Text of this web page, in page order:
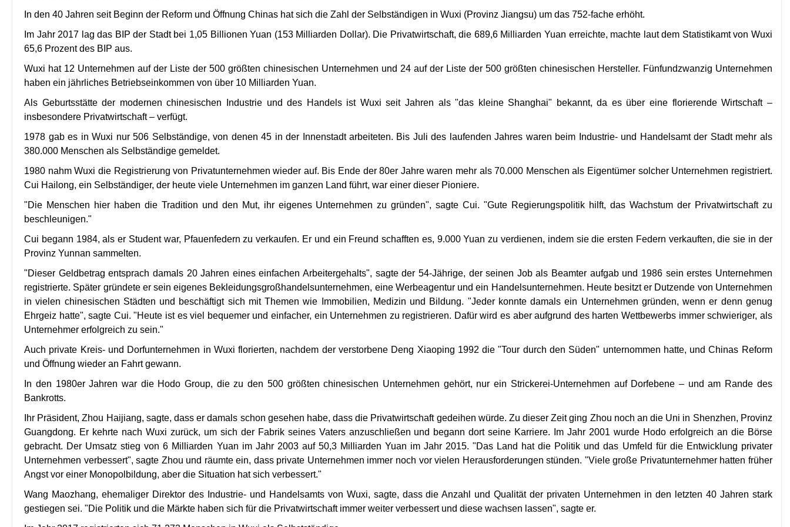
In den 40 Jahren seit Beginn der Reform undÖffnung Chinas hat sich die Zahl der Selbständigen in Wuxi (Provinz Jiangsu) um das 752-fache erhöht.
Im Jahr 2017 lag das BIP der Stadt bei 1,05 Billionen Yuan (153 Milliarden Dollar). Die Privatwirtschaft, die 689,6 Milliarden Yuan erreichte, machte laut dem Statistikamt von Wuxi
65,6 Prozent des BIP aus.
Wuxi hat 12 Unternehmen auf der Liste der 500 größten chinesischen Unternehmen und 24 auf der Liste der 500 größten chinesischen Hersteller. Fünfundzwanzig Unternehmen
haben ein jährliches Betriebseinkommen von über 10 Milliarden Yuan.
Als Geburtsstätte der modernen chinesischen Industrie und des Handels ist Wuxi seit Jahren als "das kleine Shanghai" bekannt, da es über eine florierende Wirtschaft –
insbesondere Privatwirtschaft– verfügt.
1978 gab es in Wuxi nur 506 Selbständige, von denen45 in der Innenstadt arbeiteten. Bis Juli des laufenden Jahres waren beim Industrie- und Handelsamt der Stadt mehr als
380.000 Menschen als Selbständige gemeldet.
1980 nahm Wuxi die Registrierung von Privatunternehmen wieder auf. Bis Ende der 80er Jahre waren mehr als 70.000 Menschen als Eigentümer solcher Unternehmen registriert.
Cui Hailong, ein Selbständiger, der heute viele Unternehmen im ganzen Land führt, war einer dieser Pioniere.
"Die Menschen hier haben die Tradition und den Mut, ihr eigenes Unternehmen zu gründen", sagte Cui. "Gute Regierungspolitik hilft, das Wachstum der Privatwirtschaft zu
beschleunigen."
Cui begann 1984, als er Student war, Pfauenfedern zu verkaufen. Er und ein Freund schafften es, 9.000 Yuan zu verdienen, indem sie die ersten Federn verkauften, die sie in der
Provinz Yunnan sammelten.
"Dieser Geldbetrag entsprach damals 20 Jahren eines einfachen Arbeitergehalts", sagte der 54-Jährige, der seinen Job als Beamter aufgab und 1986 sein erstes Unternehmen
registrierte. Später gründete er sein eigenes Bekleidungsgroßhandelsunternehmen, eine Werbeagentur und ein Handelsunternehmen. Heute besitzt er Dutzende von Unternehmen
in vielen chinesischen Städten und beschäftigt sich mit Themen wie Immobilien, Medizin und Bildung. "Jeder konnte damals ein Unternehmen gründen, wenn er denn genug
Ehrgeiz hatte", sagte Cui. "Heute ist es viel bequemer und einfacher, ein Unternehmen zu registrieren. Dafür wird es aber aufgrund des harten Wettbewerbs immer schwieriger, als
Unternehmer erfolgreich zu sein."
Auch private Kreis- und Dorfunternehmen in Wuxi florierten, nachdem der verstorbene Deng Xiaoping 1992 die "Tour durch den Süden" unternommen hatte, und Chinas Reform
und Öffnung wieder an Fahrt gewann.
In den 1980er Jahren war die Hodo Group, die zu den 500 größten chinesischen Unternehmen gehört, nur ein Strickerei-Unternehmen auf Dorfebene –und am Rande des
Bankrotts.
Ihr Präsident, Zhou Haijiang, sagte, dass er damals schon gesehen habe, dass die Privatwirtschaft gedeihen würde. Zu dieser Zeit ging Zhou noch an die Uni in Shenzhen, Provinz
Guangdong. Er kehrte nach Wuxi zurück, um sich der Fabrik seines Vaters anzuschließen und begann dort seine Karriere. Im Jahr 2001 wurde Hodo erfolgreich an die Börse
gebracht. Der Umsatz stieg von 6 Milliarden Yuan im Jahr 2003 auf 50,3 Milliarden Yuan im Jahr 2015. "Das Land hat die Politik und das Umfeld für die Entwicklung privater
Unternehmen verbessert", sagte Zhou und räumte ein, dass private Unternehmen immer noch vor vielen Herausforderungen stünden. "Viele große Privatunternehmer hatten früher
Angst vor einer Monopolbildung, aber die Situation hat sich verbessert."
Wang Maozhang, ehemaliger Direktor des Industrie- und Handelsamts von Wuxi, sagte, dass die Anzahl und Qualität der privaten Unternehmen in den letzten 40 Jahren stark
gestiegen sei. "Die Politik und die Märkte haben sich für die Privatwirtschaft immer weiter verbessert und diese wachsen lassen", sagte er.